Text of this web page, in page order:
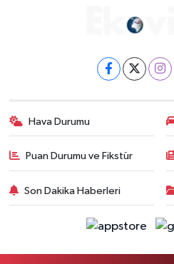
Hava Durumu
Puan Durumu ve Fikstür
Son Dakika Haberleri